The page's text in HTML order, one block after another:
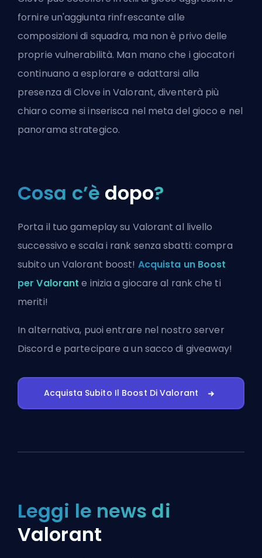
fornire un'aggiunta rinfrescante alle
composizioni di squadra, ma non è privo delle
proprie vulnerabilità. Man mano che i giocatori
continuano a esplorare e adattarsi alla
presenza di Clove in Valorant, diventerà più
chiaro come si inserisca nel meta del gioco e nel
panorama strategico.
Cosa c’è dopo?
Porta il tuo gameplay su Valorant al livello
successivo e scala i rank senza sbatti: compra
subito un Valorant boost! Acquista un Boost
per Valorant e inizia a giocare al rank che ti
meriti!
In alternativa, puoientrare nel nostro server
Discord e partecipare a un sacco di giveaway!
Acquista Subito Il Boost Di Valorant
Leggi le news di
Valorant